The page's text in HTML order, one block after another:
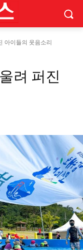
아이들의 웃음소리
려 퍼진